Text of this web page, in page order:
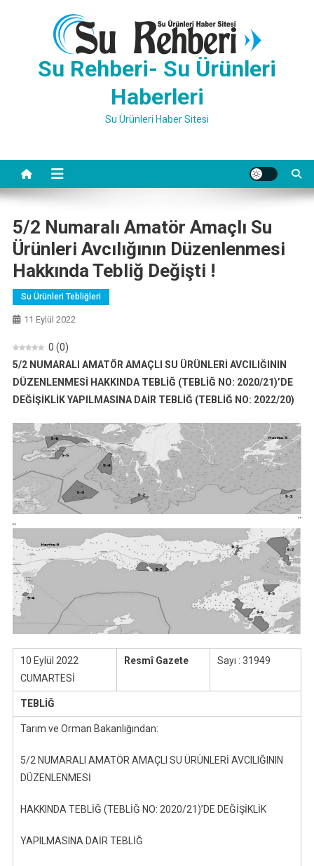
Su Rehberi- Su Ürünleri
Haberleri
Su Ürünleri Haber Sitesi
5/2 Numaralı Amatör Amaçlı Su
Ürünleri Avcılığının Düzenlenmesi
Hakkında Tebliğ Değişti !
Su Ürünleri Tebliğleri
11 Eylül 2022
0 (0)
5/2 NUMARALI AMATÖR AMAÇLI SU ÜRÜNLERİ AVCILIĞININ
DÜZENLENMESİ HAKKINDA TEBLİĞ (TEBLİĞ NO: 2020/21)’DE
DEĞİŞİKLİK YAPILMASINA DAİR TEBLİĞ (TEBLİĞ NO: 2022/20)
10 Eylül 2022
CUMARTESİ
Resmî Gazete Sayı : 31949
TEBLİĞ
Tarım ve Orman Bakanlığından:
5/2 NUMARALI AMATÖR AMAÇLI SU ÜRÜNLERİ AVCILIĞININ
DÜZENLENMESİ
HAKKINDA TEBLİĞ (TEBLİĞ NO: 2020/21)’DE DEĞİŞİKLİK
YAPILMASINA DAİR TEBLİĞ